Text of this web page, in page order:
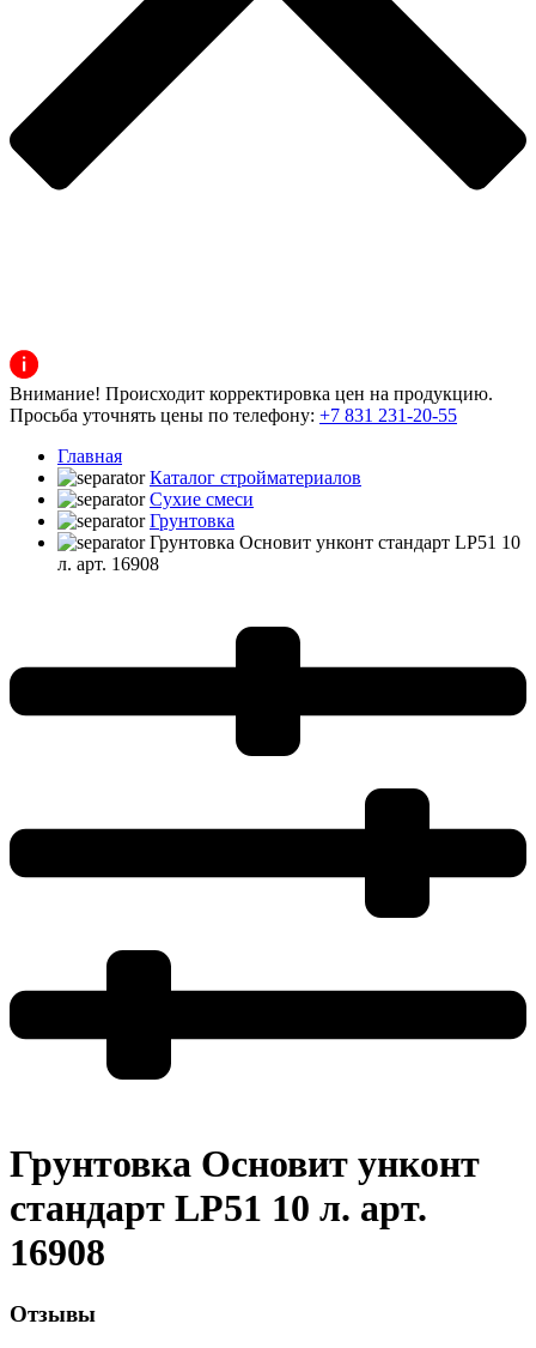
Внимание! Происходит корректировка цен на продукцию.
Просьба уточнять цены по телефону: +7 831 231-20-55
Главная
Каталог стройматериалов
Сухие смеси
Грунтовка
Грунтовка Основит унконт стандарт LP51 10
л. арт. 16908
Грунтовка Основит унконт
стандарт LP51 10 л. арт.
16908
Отзывы